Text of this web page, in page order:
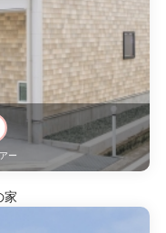
ー
家